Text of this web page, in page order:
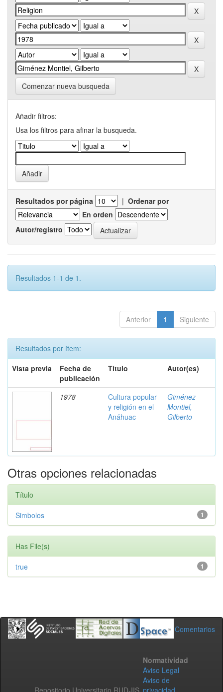
Comenzar nueva busqueda
Añadir filtros:
Usa los filtros para afinar la busqueda.
Resultados por página | Ordenar por
En orden
Autor/registro
Resultados 1-1 de 1.
Anterior 1 Siguiente
Resultados por ítem:
Vista previa
Fecha de
publicación
Título Autor(es)
1978
Cultura popular
y religión en el
Anáhuac
Giménez
Montiel,
Gilberto
Otras opciones relacionadas
Título
1
Simbolos
Has File(s)
1
true
Comentarios
Repositorio Universitario RUD-IIS
Normatividad
Aviso Legal
Aviso de
privacidad